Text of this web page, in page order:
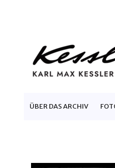
KARL MAX
ÜBER DAS ARCHIV